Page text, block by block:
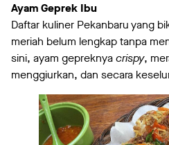
Ayam Geprek Ibu
Daftar kuliner Pekanbaru yang
meriah belum lengkap tanpa
sini, ayam gepreknyacrispy,
menggiurkan, dan secara